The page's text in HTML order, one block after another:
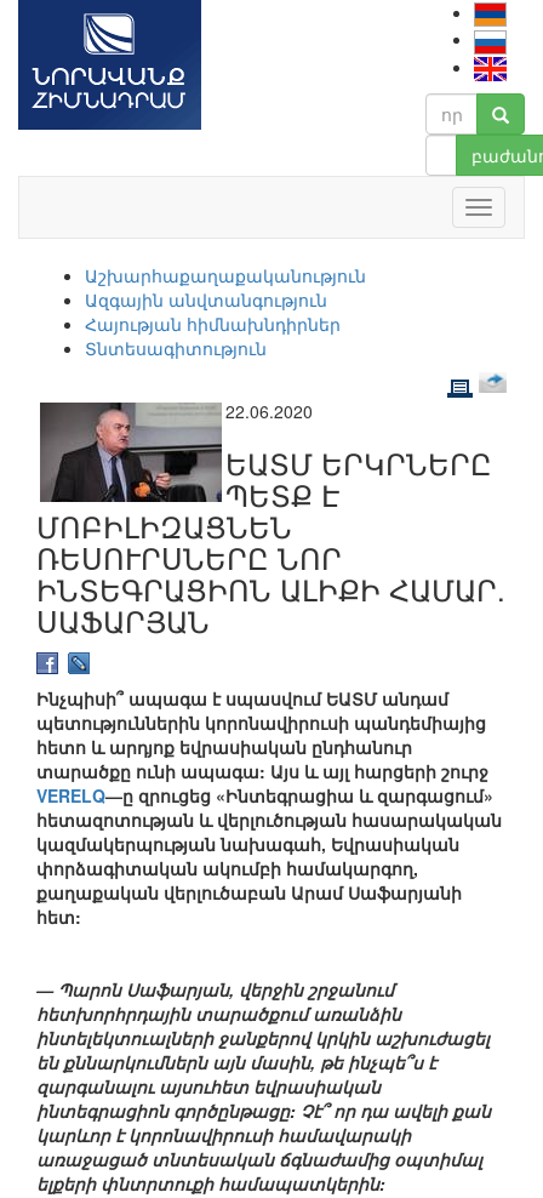
Աշխարհաքաղաքականություն
Ազգային անվտանգություն
Հայության հիմնախնդիրներ
Տնտեսագիտություն
22.06.2020
ԵԱՏՄ ԵՐԿՐՆԵՐԸ
ՊԵՏՔ Է
ՄՈԲԻԼԻԶԱՑՆԵՆ
ՌԵՍՈՒՐՍՆԵՐԸ ՆՈՐ
ԻՆՏԵԳՐԱՑԻՈՆ ԱԼԻՔԻ ՀԱՄԱՐ.
ՍԱՖԱՐՅԱՆ
Ինչպիսի՞ ապագա է սպասվում ԵԱՏՄ անդամ
պետություններին կորոնավիրուսի պանդեմիայից
հետո և արդյոք եվրասիական ընդհանուր
տարածքը ունի ապագա: Այս և այլ հարցերի շուրջ
VERELQ—ը զրուցեց «Ինտեգրացիա և զարգացում»
հետազոտության և վերլուծության հասարակական
կազմակերպության նախագահ, Եվրասիական
փորձագիտական ակումբի համակարգող,
քաղաքական վերլուծաբան Արամ Սաֆարյանի
հետ:
— Պարոն Սաֆարյան, վերջին շրջանում
հետխորհրդային տարածքում առանձին
ինտելեկտուալների ջանքերով կրկին աշխուժացել
են քննարկումներն այն մասին, թե ինչպե՞ս է
զարգանալու այսուհետ եվրասիական
ինտեգրացիոն գործընթացը: Չէ՞ որ դա ավելի քան
կարևոր է կորոնավիրուսի համավարակի
առաջացած տնտեսական ճգնաժամից օպտիմալ
ելքերի փնտրտուքի համապատկերին: